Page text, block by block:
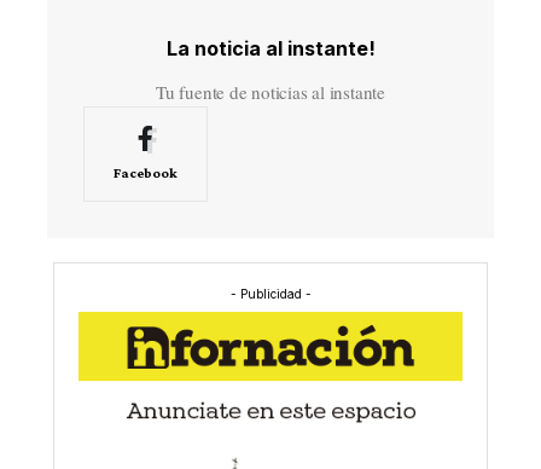
La noticia al instante!
Tu fuente de noticias al instante
Facebook
- Publicidad -